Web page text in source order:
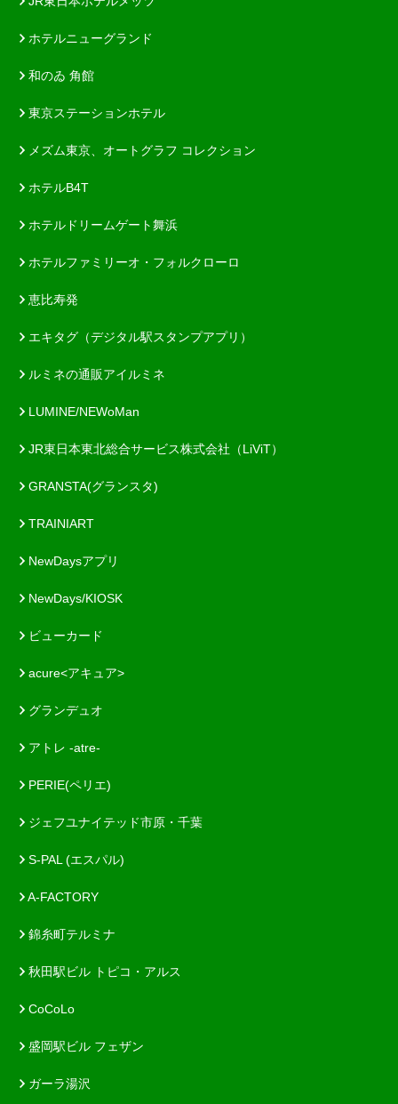
ホテルニューグランド
和のゐ 角館
東京ステーションホテル
メズム東京、オートグラフ コレクション
ホテルB4T
ホテルドリームゲート舞浜
ホテルファミリーオ・フォルクローロ
恵比寿発
エキタグ（デジタル駅スタンプアプリ）
ルミネの通販アイルミネ
LUMINE/NEWoMan
JR東日本東北総合サービス株式会社（LiViT）
GRANSTA(グランスタ)
TRAINIART
NewDaysアプリ
NewDays/KIOSK
ビューカード
acure<アキュア>
グランデュオ
アトレ -atre-
PERIE(ペリエ)
ジェフユナイテッド市原・千葉
S-PAL (エスパル)
A-FACTORY
錦糸町テルミナ
秋田駅ビル トピコ・アルス
CoCoLo
盛岡駅ビル フェザン
ガーラ湯沢